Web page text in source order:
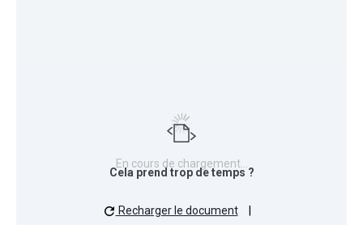
En cours de chargement…
Cela prend trop de temps ?
Recharger le document